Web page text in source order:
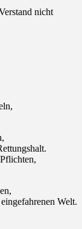
nicht
Welt.